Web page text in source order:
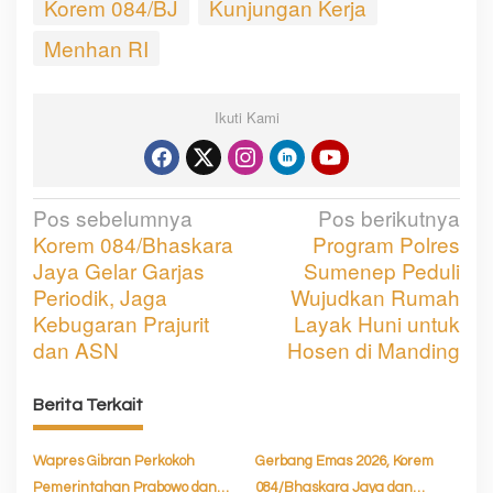
Korem 084/BJ
Kunjungan Kerja
Menhan RI
Ikuti Kami
N
a
v
i
g
a
s
i
Pos sebelumnya
Korem 084/Bhaskara
Jaya Gelar Garjas
Periodik, Jaga
Kebugaran Prajurit
dan ASN
Pos berikutnya
Program Polres
Sumenep Peduli
Wujudkan Rumah
Layak Huni untuk
Hosen di Manding
Berita Terkait
Wapres Gibran Perkokoh
Pemerintahan Prabowo dan
Gerbang Emas 2026, Korem
084/Bhaskara Jaya dan